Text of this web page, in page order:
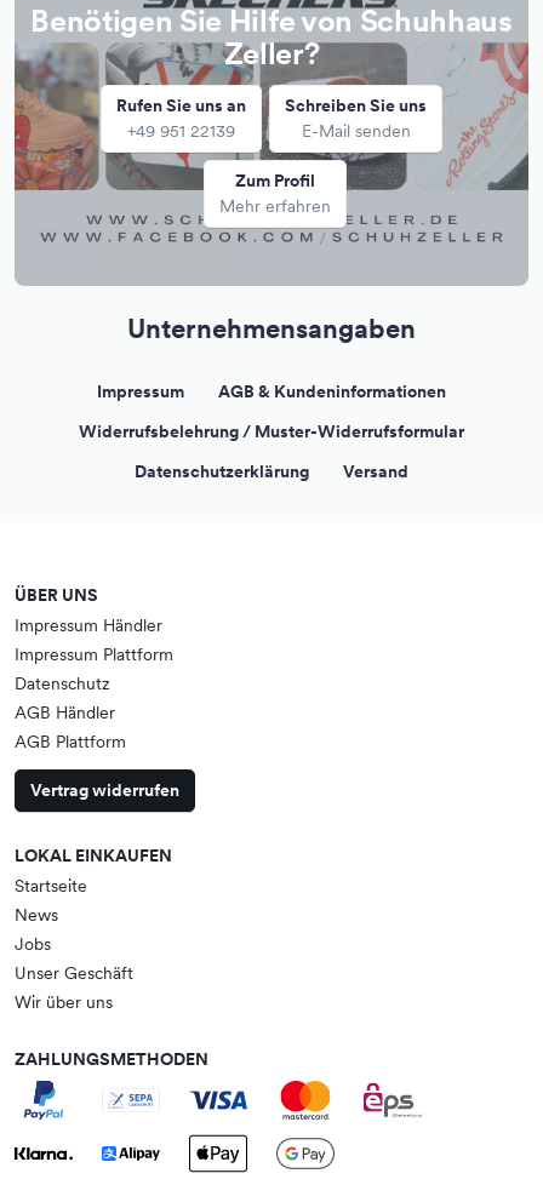
Benötigen Sie Hilfe von Schuhhaus
Zeller?
Rufen Sie uns an
+49 951 22139
Schreiben Sie uns
E-Mail senden
Zum Profil
Mehr erfahren
Unternehmensangaben
Impressum
AGB & Kundeninformationen
Widerrufsbelehrung / Muster-Widerrufsformular
Datenschutzerklärung
Versand
ÜBER UNS
Impressum Händler
Impressum Plattform
Datenschutz
AGB Händler
AGB Plattform
Vertrag widerrufen
LOKAL EINKAUFEN
Startseite
News
Jobs
Unser Geschäft
Wir über uns
ZAHLUNGSMETHODEN